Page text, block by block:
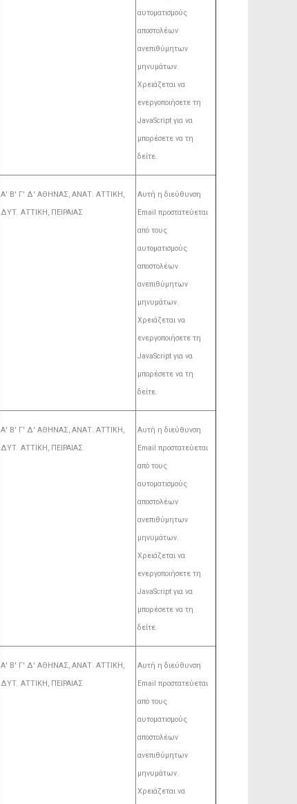
αυτοματισμούς
αποστολέων
ανεπιθύμητων
μηνυμάτων.
Χρειάζεται να
ενεργοποιήσετε τη
JavaScript για να
μπορέσετε να τη
δείτε.
Α' Β' Γ' Δ' ΑΘΗΝΑΣ, ΑΝΑΤ. AΤΤΙΚΗ,
ΔΥΤ. ΑΤΤΙΚΗ, ΠΕΙΡΑΙΑΣ
Αυτή η διεύθυνση
Email προστατεύεται
από τους
αυτοματισμούς
αποστολέων
ανεπιθύμητων
μηνυμάτων.
Χρειάζεται να
ενεργοποιήσετε τη
JavaScript για να
μπορέσετε να τη
δείτε.
Α' Β' Γ' Δ' ΑΘΗΝΑΣ, ΑΝΑΤ. AΤΤΙΚΗ,
ΔΥΤ. ΑΤΤΙΚΗ, ΠΕΙΡΑΙΑΣ
Αυτή η διεύθυνση
Email προστατεύεται
από τους
αυτοματισμούς
αποστολέων
ανεπιθύμητων
μηνυμάτων.
Χρειάζεται να
ενεργοποιήσετε τη
JavaScript για να
μπορέσετε να τη
δείτε.
Α' Β' Γ' Δ' ΑΘΗΝΑΣ, ΑΝΑΤ. AΤΤΙΚΗ,
ΔΥΤ. ΑΤΤΙΚΗ, ΠΕΙΡΑΙΑΣ
Αυτή η διεύθυνση
Email προστατεύεται
από τους
αυτοματισμούς
αποστολέων
ανεπιθύμητων
μηνυμάτων.
Χρειάζεται να